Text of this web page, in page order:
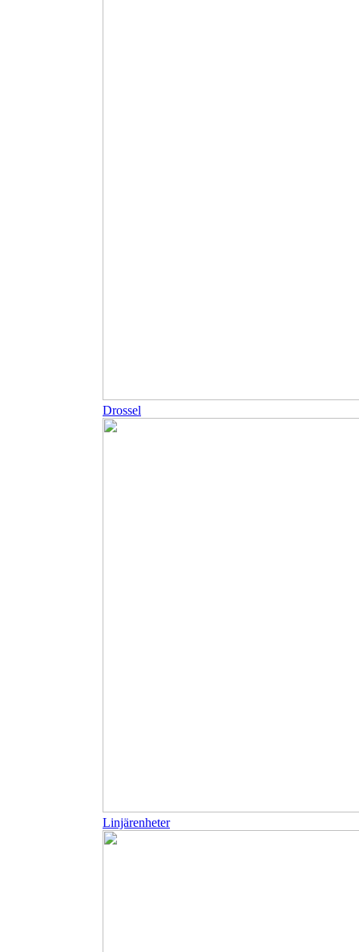
Drossel
Linjärenheter